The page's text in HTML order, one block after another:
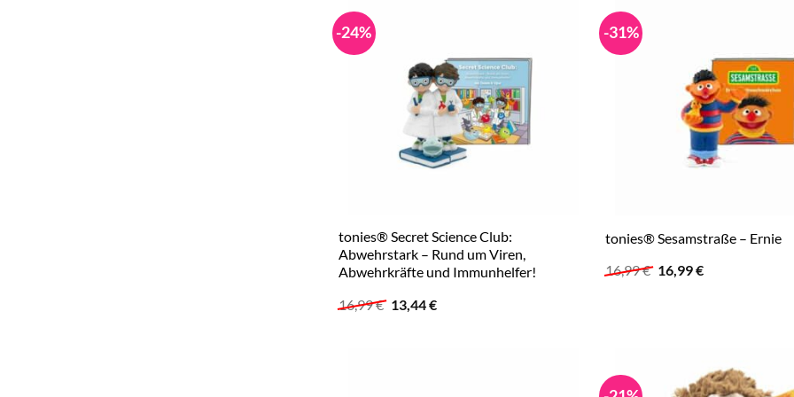
-24%
tonies® Secret Science Club:
Abwehrstark – Rund um Viren,
Abwehrkräfte und Immunhelfer!
16,99€ Ursprünglicher
Preis
13,44€Aktueller
-31%
tonies® Sesamstraße – Ernie
16,99€ Ursprünglicher
Preis
16,99€Aktueller